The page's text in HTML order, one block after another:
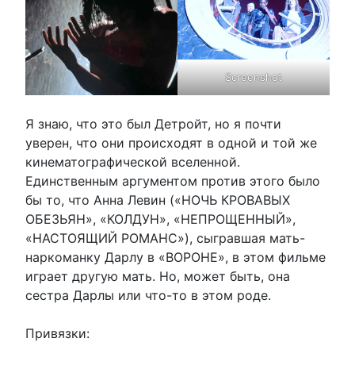
Screenshot
Я знаю, что это был Детройт, но я почти
уверен, что они происходят в одной и той же
кинематографической вселенной.
Единственным аргументом против этого было
бы то, что Анна Левин («НОЧЬ КРОВАВЫХ
ОБЕЗЬЯН», «КОЛДУН», «НЕПРОЩЕННЫЙ»,
«НАСТОЯЩИЙ РОМАНС»), сыгравшая мать-
наркоманку Дарлу в «ВОРОНЕ», в этом фильме
играет другую мать. Но, может быть, она
сестра Дарлы или что-то в этом роде.
Привязки: